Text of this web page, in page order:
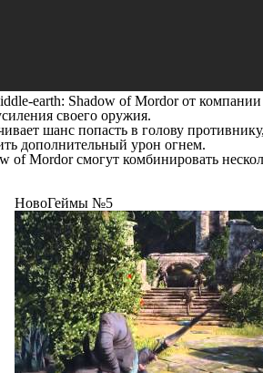
earth: Shadow of Mordorот компании
своего оружия.
шанс попасть в голову
дополнительный урон огнем.
Mordor смогут комбинировать
НовоГеймы №5